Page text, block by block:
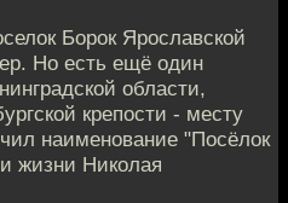
Борок Ярославской
Но есть ещё один
области,
крепости - месту
наименование "Посёлок
жизни Николая